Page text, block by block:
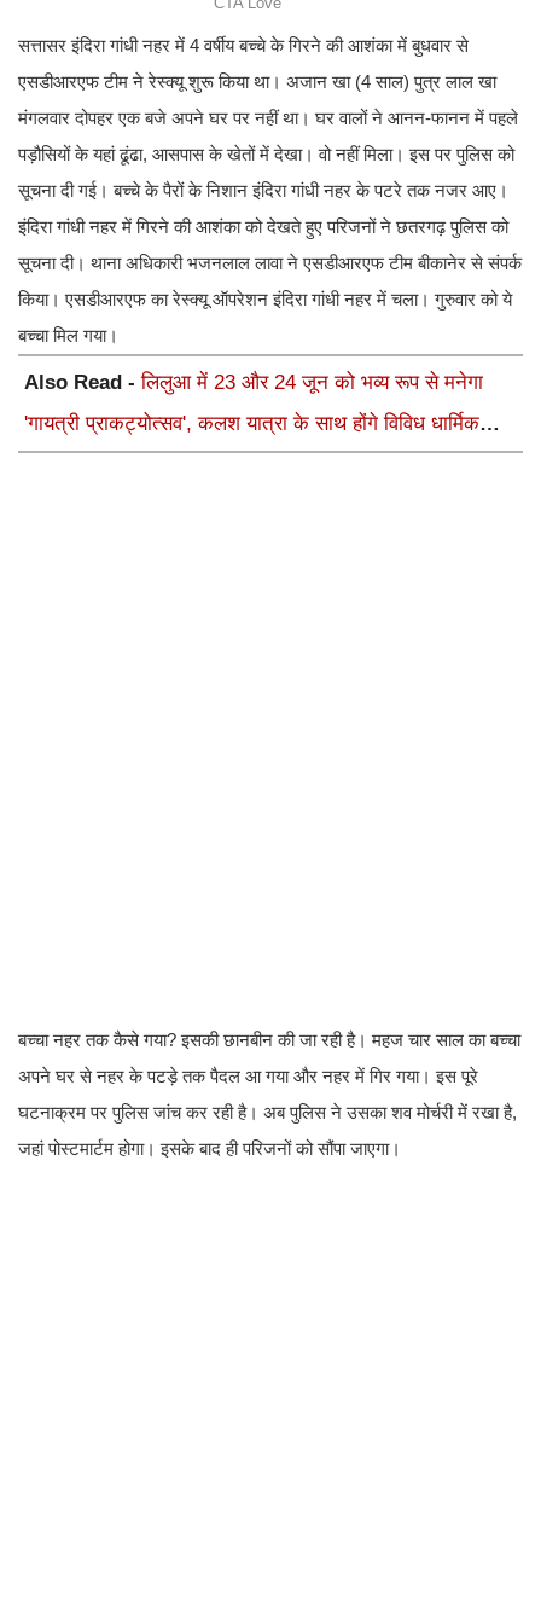
सत्तासर इंदिरा गांधी नहर में 4 वर्षीय बच्चे के गिरने की आशंका में बुधवार से
एसडीआरएफ टीम ने रेस्क्यू शुरू किया था। अजान खा (4 साल) पुत्र लाल खा
मंगलवार दोपहर एक बजे अपने घर पर नहीं था। घर वालों ने आनन-फानन में पहले
पड़ौसियों के यहां ढूंढा, आसपास के खेतों में देखा। वो नहीं मिला। इस पर पुलिस को
सूचना दी गई। बच्चे के पैरों के निशान इंदिरा गांधी नहर के पटरे तक नजर आए।
इंदिरा गांधी नहर में गिरने की आशंका को देखते हुए परिजनों ने छतरगढ़ पुलिस को
सूचना दी। थाना अधिकारी भजनलाल लावा ने एसडीआरएफ टीम बीकानेर से संपर्क
किया। एसडीआरएफ का रेस्क्यू ऑपरेशन इंदिरा गांधी नहर में चला। गुरुवार को ये
बच्चा मिल गया।
Also Read -लिलुआ में 23 और 24 जून को भव्य रूप से मनेगा
'गायत्री प्राकट्योत्सव', कलश यात्रा के साथ होंगे विविध धार्मिक
बच्चा नहर तक कैसे गया? इसकी छानबीन की जा रही है। महज चार साल का बच्चा
अपने घर से नहर के पटड़े तक पैदल आ गया और नहर में गिर गया। इस पूरे
घटनाक्रम पर पुलिस जांच कर रही है। अब पुलिस ने उसका शव मोर्चरी में रखा है,
जहां पोस्टमार्टम होगा। इसके बाद ही परिजनों को सौंपा जाएगा।